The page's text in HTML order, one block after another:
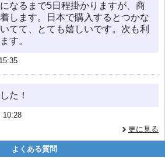
なるまで5日程掛かりますが、商
します。日本で購入するとつかな
てて、とても嬉しいです。次も利
す。
た！
10:28
更に見る
よくある質問